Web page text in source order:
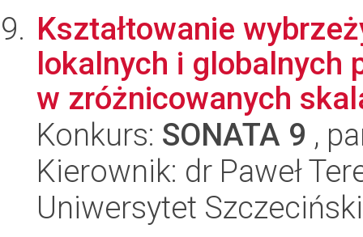
Kształtowanie
lokalnych i globalnych
w zróżnicowanych
Konkurs: SONATA 9 ,
Kierownik: dr Paweł
Uniwersytet